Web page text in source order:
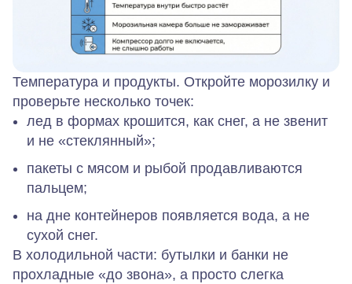
Температура и продукты. Откройте морозилку и
проверьте несколько точек:
лед в формах крошится, как снег, а не звенит
и не «стеклянный»;
пакеты с мясом и рыбой продавливаются
пальцем;
на дне контейнеров появляется вода, а не
сухой снег.
В холодильной части: бутылки и банки не
прохладные «до звона», а просто слегка